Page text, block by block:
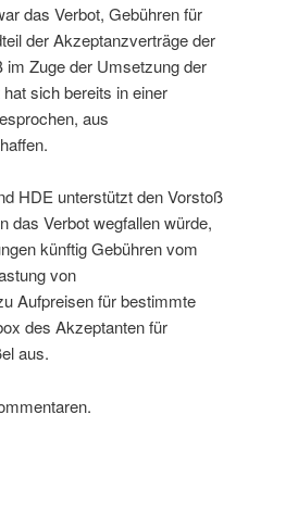
das Verbot, Gebühren für
der Akzeptanzverträge der
im Zuge der Umsetzung der
sich bereits in einer
aus
HDE unterstützt den Vorstoß
das Verbot wegfallen würde,
künftig Gebühren vom
von
Aufpreisen für bestimmte
des Akzeptanten für
aus.